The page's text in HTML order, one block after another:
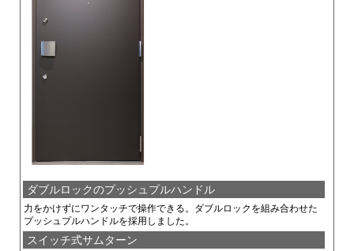
ダブルロックのプッシュプルハンドル
力をかけずにワンタッチで操作できる。ダブルロックを組み合わせた
プッシュプルハンドルを採用しました。
スイッチ式サムターン